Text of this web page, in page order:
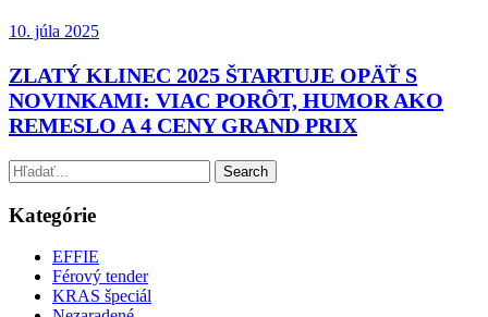
10. júla 2025
ZLATÝ KLINEC 2025 ŠTARTUJE OPÄŤ S
NOVINKAMI: VIAC PORÔT, HUMOR AKO
REMESLO A 4 CENY GRAND PRIX
Kategórie
EFFIE
Férový tender
KRAS špeciál